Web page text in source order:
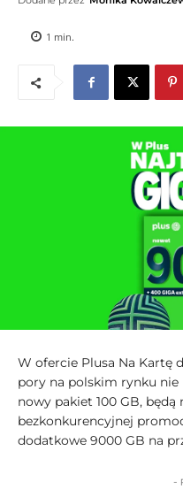
1 min.
W ofercie Plusa Na Kartę
pory na polskim rynku nie
nowy pakiet 100 GB, będą
bezkonkurencyjnej
dodatkowe 9000 GB na
-